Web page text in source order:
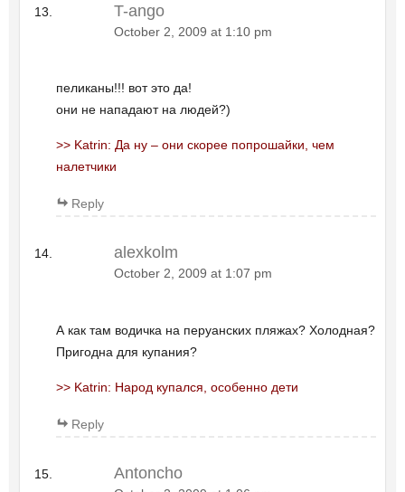
T-ango
October 2, 2009 at 1:10 pm
пеликаны!!! вот это да!
они не нападают на людей?)
>> Katrin: Да ну – они скорее попрошайки, чем
налетчики
Reply
alexkolm
October 2, 2009 at 1:07 pm
А как там водичка на перуанских пляжах? Холодная?
Пригодна для купания?
>> Katrin: Народ купался, особенно дети
Reply
Antoncho